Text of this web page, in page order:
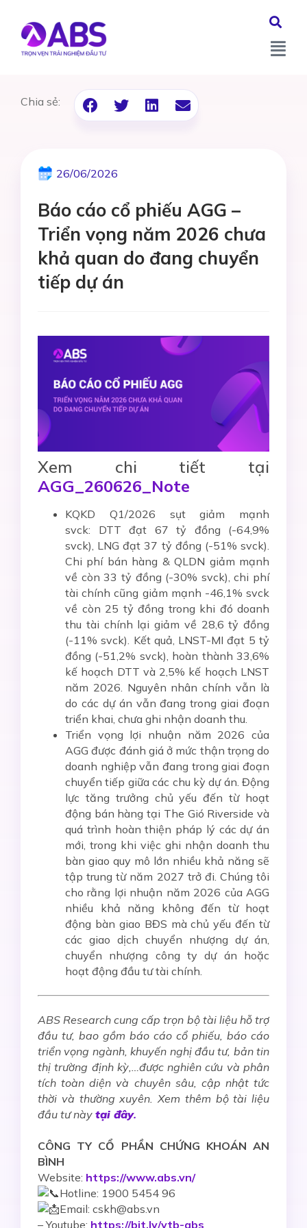
Chia sẻ:
26/06/2026
Báo cáo cổ phiếu AGG –
Triển vọng năm 2026 chưa
khả quan do đang chuyển
tiếp dự án
Xem chi tiết tại
AGG_260626_Note
KQKD Q1/2026 sụt giảm mạnh
svck: DTT đạt 67 tỷ đồng (-64,9%
svck), LNG đạt 37 tỷ đồng (-51% svck).
Chi phí bán hàng & QLDN giảm mạnh
về còn 33 tỷ đồng (-30% svck), chi phí
tài chính cũng giảm mạnh -46,1% svck
về còn 25 tỷ đồng trong khi đó doanh
thu tài chính lại giảm về 28,6 tỷ đồng
(-11% svck). Kết quả, LNST-MI đạt 5 tỷ
đồng (-51,2% svck), hoàn thành 33,6%
kế hoạch DTT và 2,5% kế hoạch LNST
năm 2026. Nguyên nhân chính vẫn là
do các dự án vẫn đang trong giai đoạn
triển khai, chưa ghi nhận doanh thu.
Triển vọng lợi nhuận năm 2026 của
AGG được đánh giá ở mức thận trọng do
doanh nghiệp vẫn đang trong giai đoạn
chuyển tiếp giữa các chu kỳ dự án. Động
lực tăng trưởng chủ yếu đến từ hoạt
động bán hàng tại The Gió Riverside và
quá trình hoàn thiện pháp lý các dự án
mới, trong khi việc ghi nhận doanh thu
bàn giao quy mô lớn nhiều khả năng sẽ
tập trung từ năm 2027 trở đi. Chúng tôi
cho rằng lợi nhuận năm 2026 của AGG
nhiều khả năng không đến từ hoạt
động bàn giao BĐS mà chủ yếu đến từ
các giao dịch chuyển nhượng dự án,
chuyển nhượng công ty dự án hoặc
hoạt động đầu tư tài chính.
ABS Research cung cấp trọn bộ tài liệu hỗ trợ
đầu tư, bao gồm báo cáo cổ phiếu, báo cáo
triển vọng ngành, khuyến nghị đầu tư, bản tin
thị trường định kỳ,…được nghiên cứu và phân
tích toàn diện và chuyên sâu, cập nhật tức
thời và thường xuyên. Xem thêm bộ tài liệu
đầu tư này tại đây.
CÔNG TY CỔ PHẦN CHỨNG KHOÁN AN
BÌNH
Website: https://www.abs.vn/
Hotline: 1900 5454 96
Email: cskh@abs.vn
–Youtube: https://bit.ly/ytb-abs